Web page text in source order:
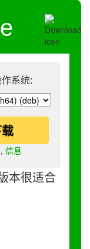
系统:
, 信息
本很适合